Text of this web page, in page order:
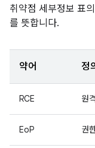
취약점 세부정보 표의
를 뜻합니다.
약어 정
RCE 원
EoP 권